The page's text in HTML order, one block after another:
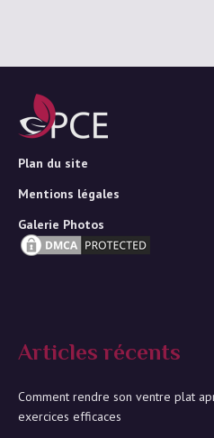
Plan du site
Mentions légales
Galerie Photos
Articles récents
Comment rendre son ventre plat
exercices efficaces